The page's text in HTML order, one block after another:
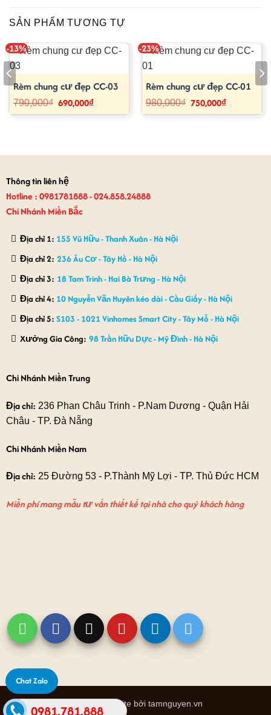
SẢN PHẨM TƯƠNG TỰ
-13%
Rèm chung cư đẹp CC-03
790,000₫ Giá
gốc
là:
690,000₫Giá
tại
-23%
Rèm chung cư đẹp CC-01
980,000₫ Giá
gốc
là:
750,000₫Giá
tại
Thông tin liên hệ
Hotline : 0981781888 - 024.858.24888
Chi Nhánh Miền Bắc
Địa chỉ 1: 155 Vũ Hữu - Thanh Xuân - Hà Nội
Địa chỉ 2: 236 Âu Cơ - Tây Hồ - Hà Nội
Địa chỉ 3: 18 Tam Trinh - Hai Bà Trưng - Hà Nội
Địa chỉ 4: 10 Nguyễn Văn Huyên kéo dài - Cầu Giấy - Hà Nội
Địa chỉ 5: S103 - 1021 Vinhomes Smart City - Tây Mỗ - Hà Nội
Xưởng Gia Công: 98 Trần Hữu Dực - Mỹ Đình - Hà Nội
Chi Nhánh Miền Trung
Địa chỉ: 236 Phan Châu Trinh - P.Nam Dương - Quận Hải
Châu - TP. Đà Nẵng
Chi Nhánh Miền Nam
Địa chỉ: 25 Đường 53 - P.Thành Mỹ Lợi - TP. Thủ Đức HCM
Miễn phí mang mẫu tư vấn thiết kế tại nhà cho quý khách hàng
Thiết kế website bởi tamnguyen.vn
Chat Zalo
0981.781.888